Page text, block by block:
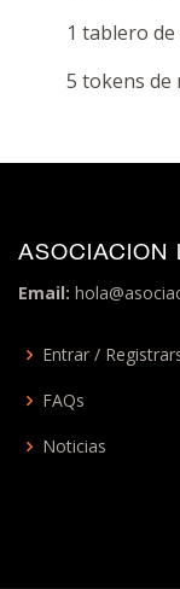
1 tablero
5 tokens de
ASOCIACION
Email:
Entrar /
FAQs
Noticias